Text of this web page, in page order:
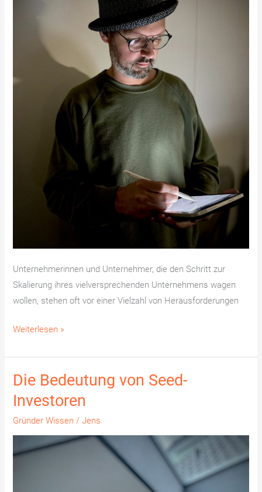
Unternehmerinnen und Unternehmer, die den Schritt zur
Skalierung ihres vielversprechenden Unternehmens wagen
wollen, stehen oft vor einer Vielzahl von Herausforderungen
Weiterlesen »
Die Bedeutung von Seed-
Investoren
Gründer Wissen /Jens
Die
Bedeutung
von
Seed-
Investoren